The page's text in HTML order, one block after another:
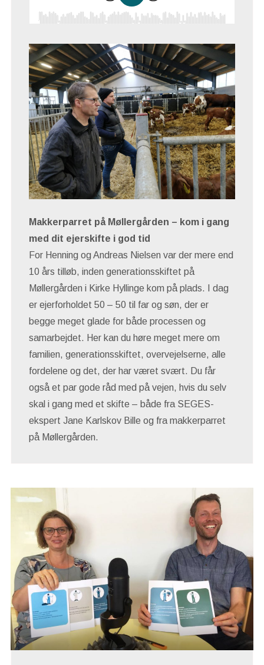
Makkerparret på Møllergården – kom i gang
med dit ejerskifte i god tid
For Henning og Andreas Nielsen var der mere end
10 års tilløb, inden generationsskiftet på
Møllergården i Kirke Hyllinge kom på plads. I dag
er ejerforholdet 50 – 50 til far og søn, der er
begge meget glade for både processen og
samarbejdet. Her kan du høre meget mere om
familien, generationsskiftet, overvejelserne, alle
fordelene og det, der har været svært. Du får
også et par gode råd med på vejen, hvis du selv
skal i gang med et skifte – både fra SEGES-
ekspert Jane Karlskov Bille og fra makkerparret
på Møllergården.